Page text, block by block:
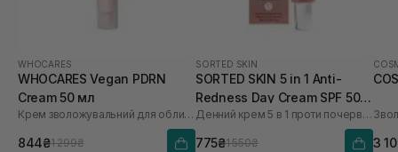
WHOCARES
WHOCARES Vegan PDRN
Cream 50 мл
Крем зволожувальний для обличчя із веганськими полінуклеотидами
844₴1 299₴
SORTED SKIN
SORTED SKIN 5 in 1 Anti-
Redness Day Cream SPF 50
30 мл
Денний крем 5 в 1 проти почервоніння
775₴1 550₴ 3